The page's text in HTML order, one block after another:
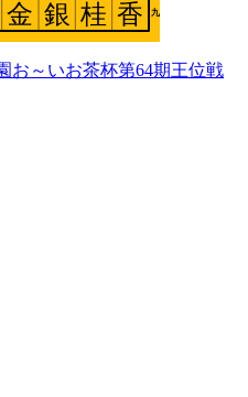
お～いお茶杯第64期王位戦